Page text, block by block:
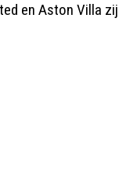
en Aston Villa